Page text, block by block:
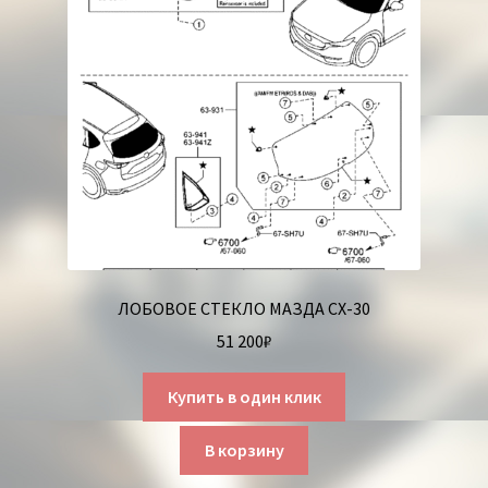
ЛОБОВОЕ СТЕКЛО МАЗДА СХ-30
51 200₽
Купить в один клик
В корзину